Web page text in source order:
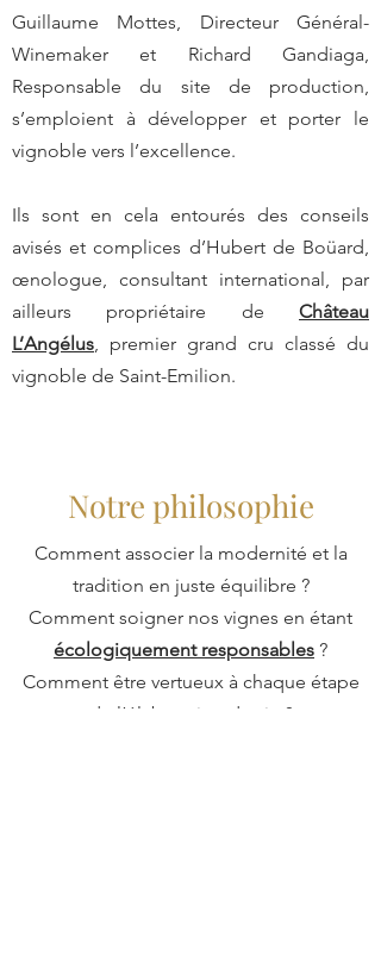
Guillaume Mottes, Directeur Général-
Winemaker et Richard Gandiaga,
Responsable du site de production,
s’emploient à développer et porter le
vignoble vers l’excellence.
Ils sont en cela entourés des conseils
avisés et complices d’Hubert de Boüard,
œnologue, consultant international, par
ailleurs propriétaire de Château
L’Angélus, premier grand cru classé du
vignoble de Saint-Emilion.
Notre philosophie
Comment associer la modernité et la
tradition en juste équilibre ?
Comment soigner nos vignes en étant
écologiquement responsables ?
Comment être vertueux à chaque étape
de l’élaboration du vin ?